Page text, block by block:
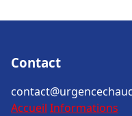
Contact
Accueil Informations